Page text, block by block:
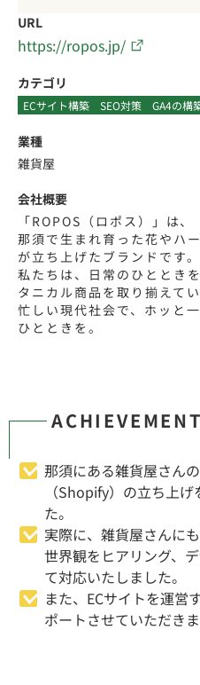
URL
https://ropos.jp/
カテゴリ
ECサイト構築 SEO対策 GA4の構
業種
雑貨屋
会社概要
「ROPOS（ロポス）」は、
那須で生まれ育った花やハ
が立ち上げたブランドです。
私たちは、日常のひととき
タニカル商品を取り揃えてい
忙しい現代社会で、ホッと
ひとときを。
那須にある雑貨屋さん
（Shopify）の立ち上
た。
実際に、雑貨屋さんに
世界観をヒアリング、
て対応いたしました。
また、ECサイトを運営
ポートさせていただきま